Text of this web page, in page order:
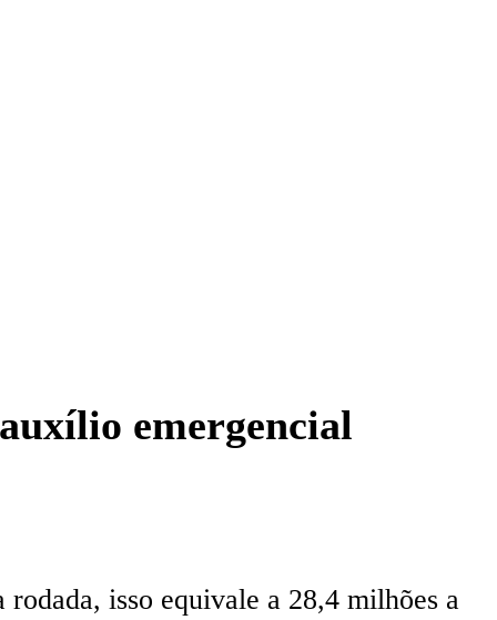
emergencial
rodada, isso equivale a 28,4 milhões a